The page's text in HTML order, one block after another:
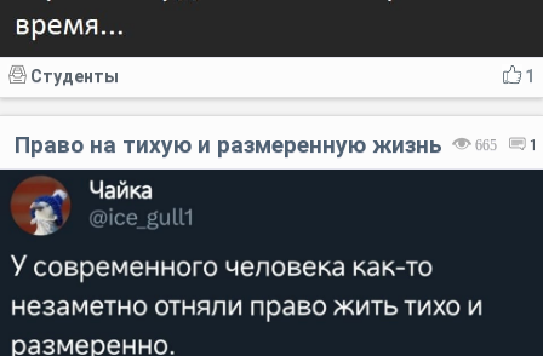
1
Студенты
665 1
Право на тихую и размеренную жизнь